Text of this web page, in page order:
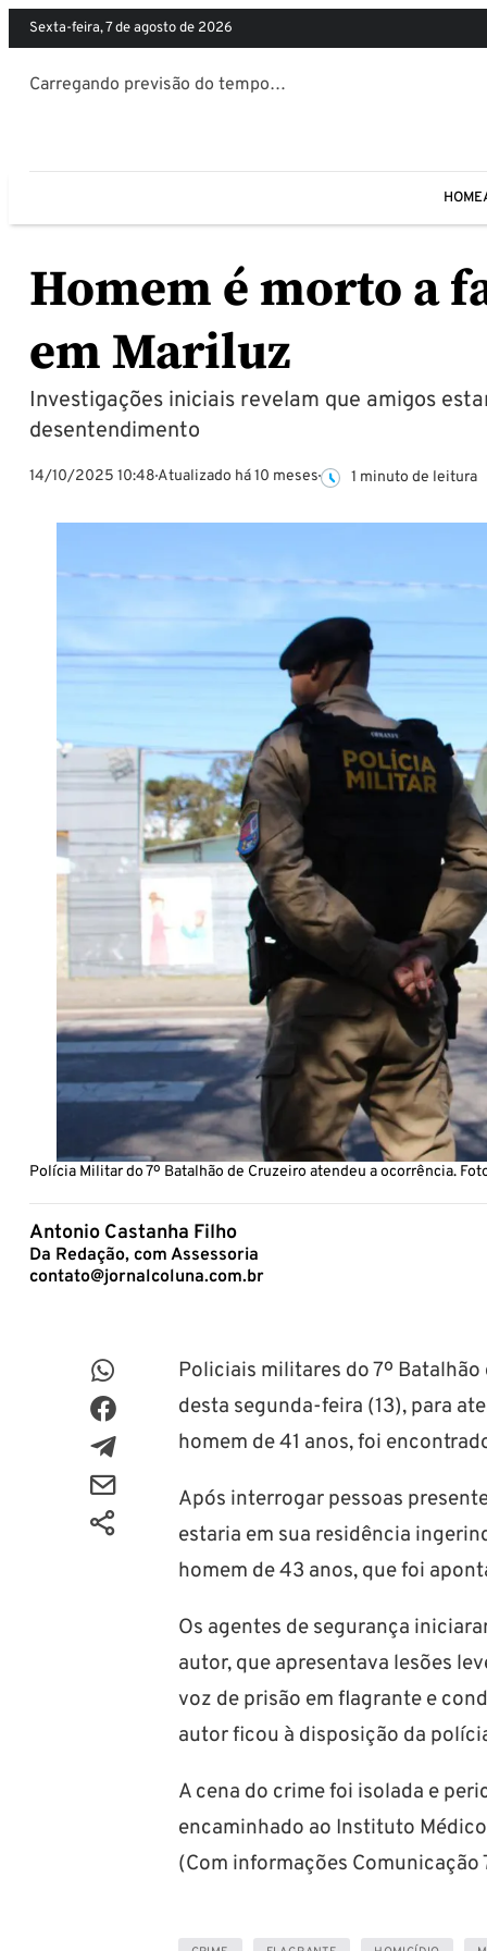
sexta-feira, 7 de agosto de 2026
Carregando previsão do tempo…
HOME
Homem é morto a
em Mariluz
Investigações iniciais revelam que amigos
desentendimento
14/10/2025 10:48 Atualizado há 10 meses 1 minuto de leitura
Polícia Militar do 7º Batalhão de Cruzeiro atendeu a ocorrência.
Antonio Castanha Filho
Da Redação, com Assessoria
contato@jornalcoluna.com.br
Policiais militares do 7º
desta segunda-feira (13), para
homem de 41 anos, foi
Após interrogar pessoas
estaria em sua residência
homem de 43 anos, que foi
Os agentes de segurança
autor, que apresentava lesões
voz de prisão em flagrante e
autor ficou à disposição da
A cena do crime foi isolada e
encaminhado ao Instituto
(Com informações Comunicação